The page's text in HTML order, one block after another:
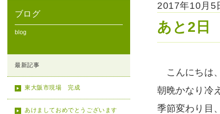
ブログ
blog
最新記事
東大阪市現場 完成
あけましておめでとうございます
2017年10月
あと2日
こんにちは
朝晩かなり冷
季節変わり目